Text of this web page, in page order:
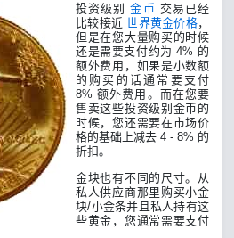
投资级别金币 交易已经
比较接近世界黄金价格，
但是在您大量购买的时候
还是需要支付约为 4% 的
额外费用，如果是小数额
的购买的话通常要支付
8% 额外费用。而在您要
售卖这些投资级别金币的
时候，您还需要在市场价
格的基础上减去 4 - 8% 的
折扣。
金块也有不同的尺寸。从
私人供应商那里购买小金
块/小金条并且私人持有这
些黄金，您通常需要支付